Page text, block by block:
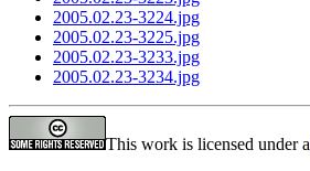
2005.02.23-3224.jpg
2005.02.23-3225.jpg
2005.02.23-3233.jpg
2005.02.23-3234.jpg
This work is licensed under a